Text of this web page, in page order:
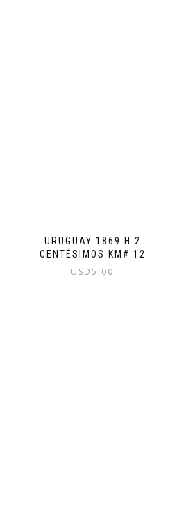
URUGUAY 1869 H 2
CENTÉSIMOS KM# 12
USD5,00